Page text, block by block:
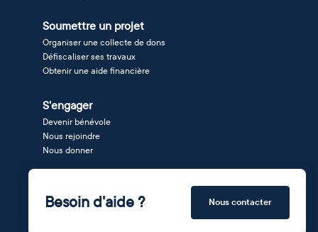
Soumettre un projet
Organiser une collecte de dons
Défiscaliser ses travaux
Obtenir une aide financière
S'engager
Devenir bénévole
Nous rejoindre
Nous donner
Besoin d'aide ? Nous contacter